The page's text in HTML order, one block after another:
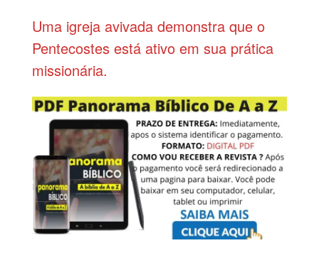
Uma igreja avivada demonstra que o
Pentecostes está ativo em sua prática
missionária.